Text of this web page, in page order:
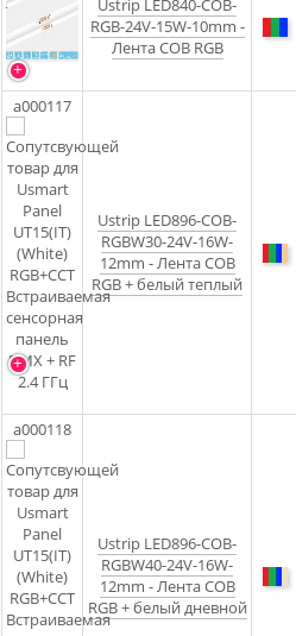
Ustrip LED840-COB-
RGB-24V-15W-10mm -
Лента COB RGB
a000117
Ustrip LED896-COB-
RGBW30-24V-16W-
12mm - Лента COB
RGB + белый теплый
a000118
Ustrip LED896-COB-
RGBW40-24V-16W-
12mm - Лента COB
RGB + белый дневной